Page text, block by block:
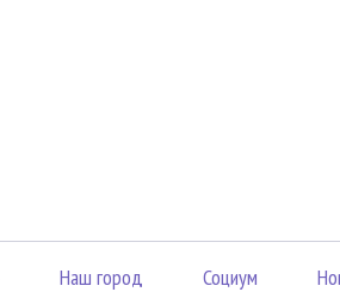
Наш город Социум